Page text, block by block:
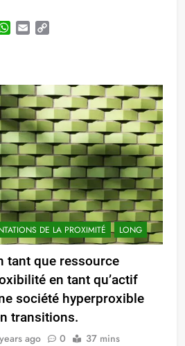
WhatsApp
Email
DE LA PROXIMITÉ LONG
tant que ressource
en tant qu’actif
société hyperproxible
transitions.
ago 0 37 mins